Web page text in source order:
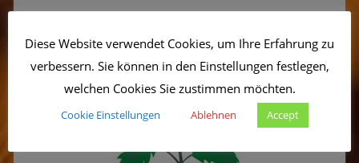
Sonnenkinderprojekt
Diese Website verwendet Cookies, um Ihre Erfahrung zu
verbessern. Sie können in den Einstellungen festlegen,
welchen Cookies Sie zustimmen möchten.
Cookie Einstellungen Ablehnen Accept